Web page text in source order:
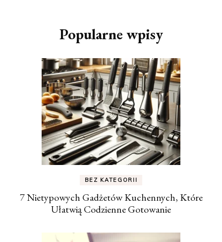
Popularne wpisy
BEZ KATEGORII
7 Nietypowych Gadżetów Kuchennych, Które
Ułatwią Codzienne Gotowanie